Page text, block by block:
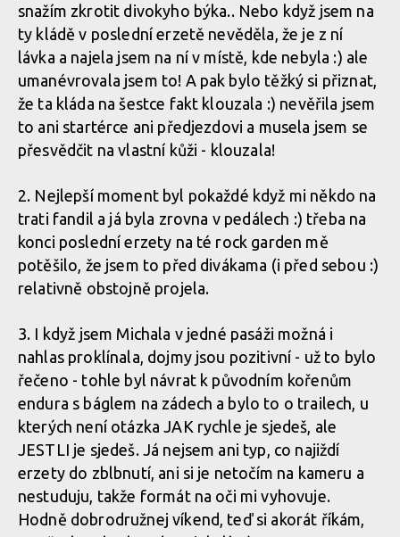
snažím zkrotit divokyho býka.. Nebo když jsem na
ty kládě v poslední erzetě nevěděla, že je z ní
lávka a najela jsem na ní v místě, kde nebyla :) ale
umanévrovala jsem to! A pak bylo těžký si přiznat,
že ta kláda na šestce fakt klouzala :) nevěřila jsem
to ani startérce ani předjezdovi a musela jsem se
přesvědčit na vlastní kůži - klouzala!
2. Nejlepší moment byl pokaždé když mi někdo na
trati fandil a já byla zrovna v pedálech :) třeba na
konci poslední erzety na té rock garden mě
potěšilo, že jsem to před divákama (i před sebou :)
relativně obstojně projela.
3. I když jsem Michala v jedné pasáži možná i
nahlas proklínala, dojmy jsou pozitivní - už to bylo
řečeno - tohle byl návrat k původním kořenům
endura s báglem na zádech a bylo to o trailech, u
kterých není otázka JAK rychle je sjedeš, ale
JESTLI je sjedeš. Já nejsem ani typ, co najiždí
erzety do zblbnutí, ani si je netočím na kameru a
nestuduju, takže formát na oči mi vyhovuje.
Hodně dobrodružnej víkend, teď si akorát říkám,